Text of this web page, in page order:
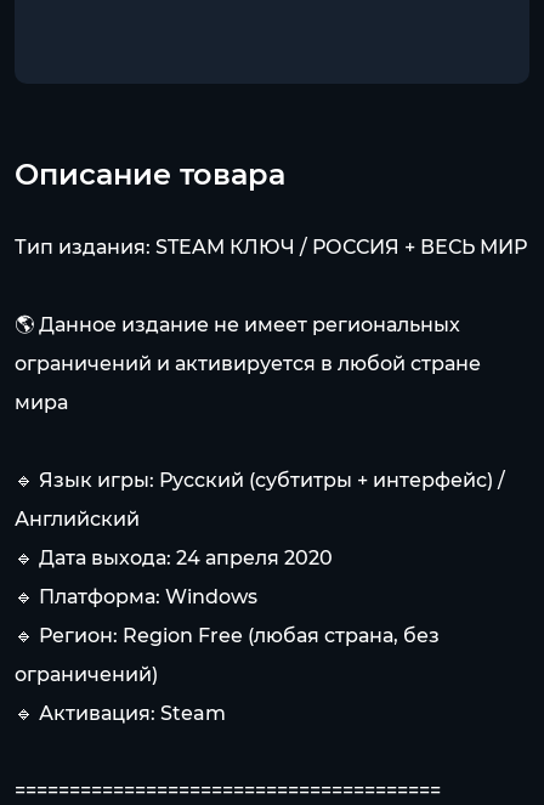
Описание товара
Тип издания: STEAM КЛЮЧ / РОССИЯ + ВЕСЬ МИР
🌎 Данное издание не имеет региональных
ограничений и активируется в любой стране
мира
🔹 Язык игры: Русский (субтитры + интерфейс) /
Английский
🔹 Дата выхода: 24 апреля 2020
🔹 Платформа: Windows
🔹 Регион: Region Free (любая страна, без
ограничений)
🔹 Активация: Steam
=======================================